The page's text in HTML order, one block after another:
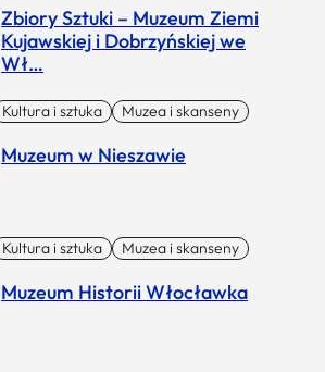
Zbiory Sztuki – Muzeum Ziemi
Kujawskiej i Dobrzyńskiej we
Wł…
Kultura i sztuka Muzea i skanseny
Muzeum w Nieszawie
Kultura i sztuka Muzea i skanseny
Muzeum Historii Włocławka